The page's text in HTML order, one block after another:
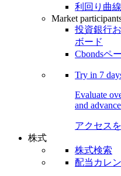
利回り曲線
Market
投資銀行
ボード
Cbondsペ
Try in 7
Evaluate
and
アクセス
株式
株式検索
配当カレ